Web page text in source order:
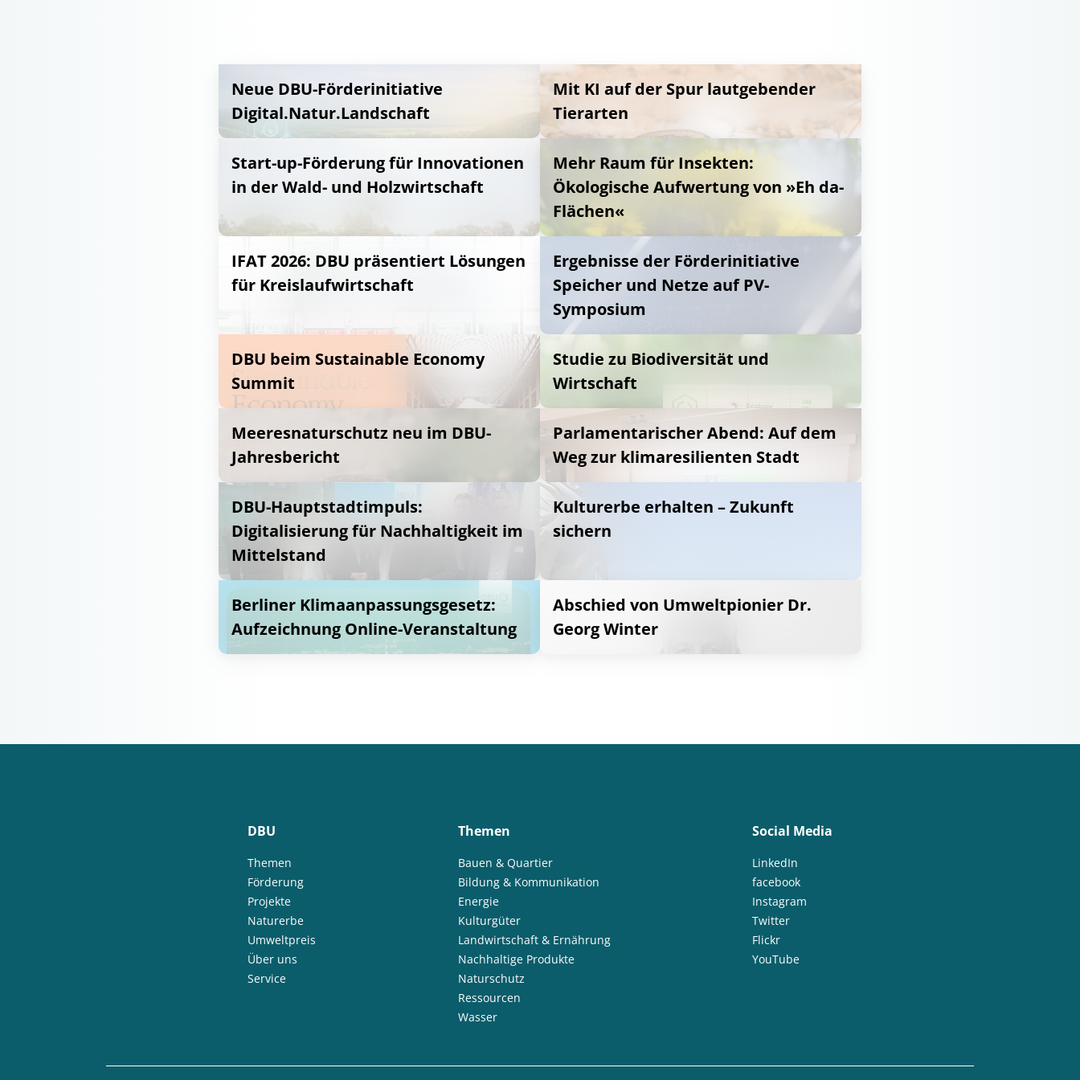
Neue DBU-Förderinitiative
Digital.Natur.Landschaft
Mit KI auf der Spur lautgebender
Tierarten
Start-up-Förderung für Innovationen
in der Wald- und Holzwirtschaft
Mehr Raum für Insekten:
Ökologische Aufwertung von »Eh da-
Flächen«
IFAT 2026: DBU präsentiert Lösungen
für Kreislaufwirtschaft
Ergebnisse der Förderinitiative
Speicher und Netze auf PV-
Symposium
DBU beim Sustainable Economy
Summit
Studie zu Biodiversität und
Wirtschaft
Meeresnaturschutz neu im DBU-
Jahresbericht
Parlamentarischer Abend: Auf dem
Weg zur klimaresilienten Stadt
DBU-Hauptstadtimpuls:
Digitalisierung für Nachhaltigkeit im
Mittelstand
Kulturerbe erhalten – Zukunft
sichern
Berliner Klimaanpassungsgesetz:
Aufzeichnung Online-Veranstaltung
Abschied von Umweltpionier Dr.
Georg Winter
DBU
Themen
Förderung
Projekte
Naturerbe
Umweltpreis
Über uns
Service
Themen
Bauen & Quartier
Bildung & Kommunikation
Energie
Kulturgüter
Landwirtschaft & Ernährung
Nachhaltige Produkte
Naturschutz
Ressourcen
Wasser
Social Media
LinkedIn
facebook
Instagram
Twitter
Flickr
YouTube